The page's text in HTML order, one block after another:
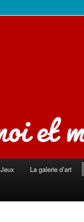
Jeux La galerie d’art